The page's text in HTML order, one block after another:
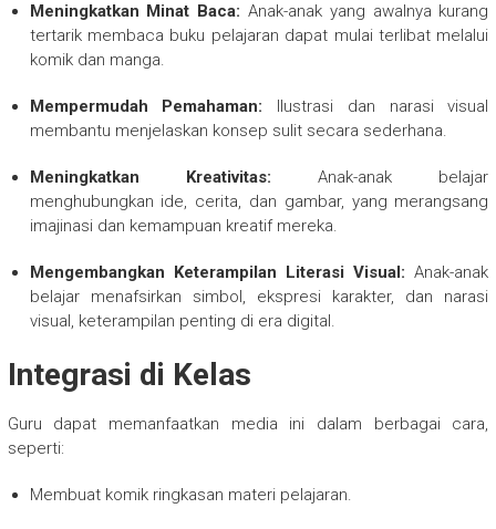
Meningkatkan Minat Baca: Anak-anak yang awalnya kurang
tertarik membaca buku pelajaran dapat mulai terlibat melalui
komik dan manga.
Mempermudah Pemahaman: Ilustrasi dan narasi visual
membantu menjelaskan konsep sulit secara sederhana.
Meningkatkan Kreativitas: Anak-anak belajar
menghubungkan ide, cerita, dan gambar, yang merangsang
imajinasi dan kemampuan kreatif mereka.
Mengembangkan Keterampilan Literasi Visual: Anak-anak
belajar menafsirkan simbol, ekspresi karakter, dan narasi
visual, keterampilan penting di era digital.
Integrasi di Kelas
Guru dapat memanfaatkan media ini dalam berbagai cara,
seperti:
Membuat komik ringkasan materi pelajaran.